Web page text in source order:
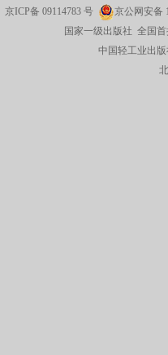
京ICP备 09114783 号 京公网安备
国家一级出版社 全国
中国轻工业出版